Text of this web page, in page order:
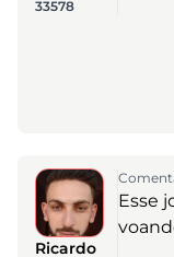
33578
Ricardo
Esse